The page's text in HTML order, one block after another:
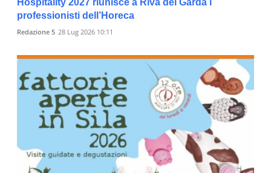
Hospitality 2027 riunisce a Riva del Garda i
professionisti dell’Horeca
Redazione 5 28 Lug 2026 10:11